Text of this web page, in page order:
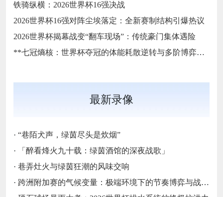
铁骑纵横：2026世界杯16强决战
2026世界杯16强对阵尘埃落定：全新赛制结构引爆热议
2026世界杯揭幕战变“翻车现场”：传统豪门集体遇险
**七冠熵核：世界杯夺冠的体能耗散逆转与多阶博弈论**
最新录像
· “巷陌犬声，绿茵尽头是炊烟”
·
「醉看烽火九十载：绿茵酒馆的深夜战歌」
· 巷弄灶火与绿茵狂潮的风味交响
· 跨洲附加赛的气候变量：极端环境下的节奏博弈与战术自适应